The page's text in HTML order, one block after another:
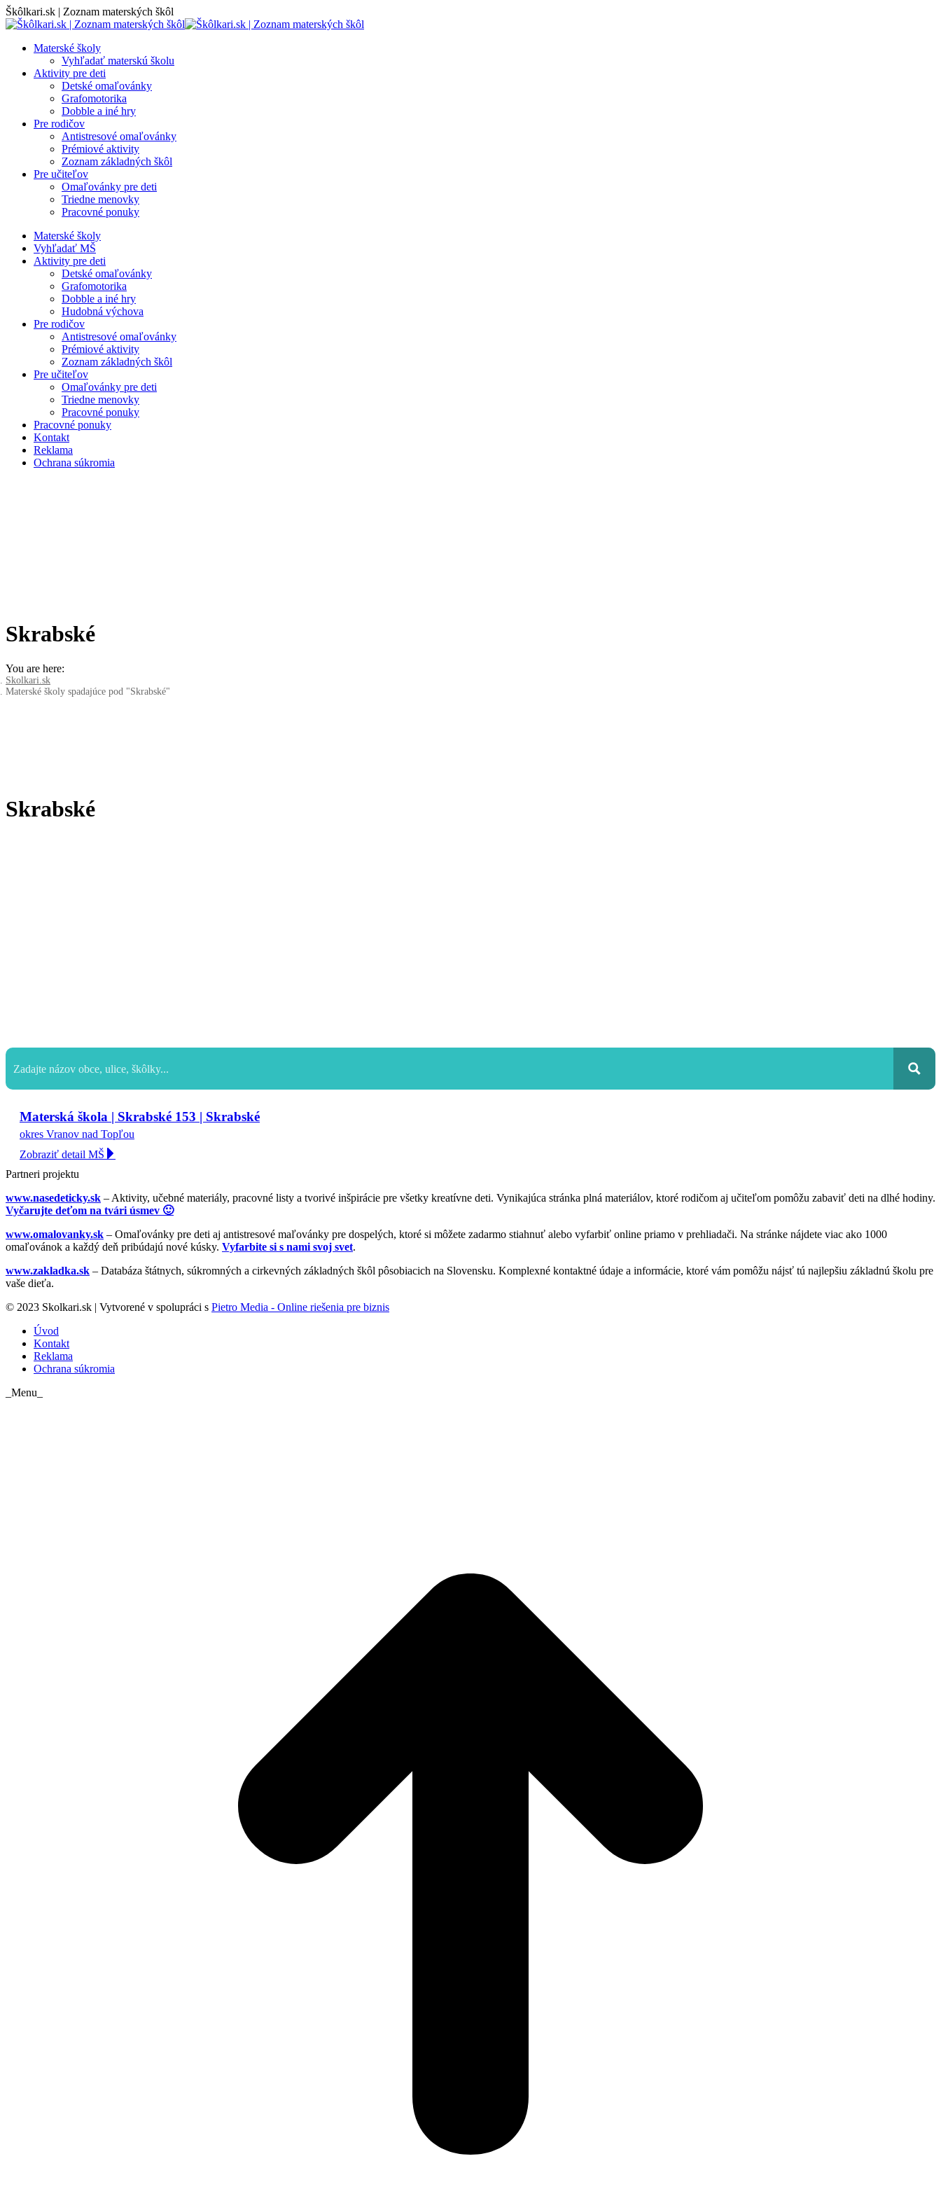
Skip
to
Škôlkari.sk | Zoznam materských škôl
Materské školy
Vyhľadať materskú školu
Aktivity pre deti
Detské omaľovánky
Grafomotorika
Dobble a iné hry
Pre rodičov
Antistresové omaľovánky
Prémiové aktivity
Zoznam základných škôl
Pre učiteľov
Omaľovánky pre deti
Triedne menovky
Pracovné ponuky
Materské školy
Vyhľadať MŠ
Aktivity pre deti
Detské omaľovánky
Grafomotorika
Dobble a iné hry
Hudobná výchova
Pre rodičov
Antistresové omaľovánky
Prémiové aktivity
Zoznam základných škôl
Pre učiteľov
Omaľovánky pre deti
Triedne menovky
Pracovné ponuky
Pracovné ponuky
Kontakt
Reklama
Ochrana súkromia
Skrabské
You are here:
Skolkari.sk
Materské školy spadajúce pod "Skrabské"
Skrabské
Materská škola | Skrabské 153 | Skrabské
okres Vranov nad Topľou
Zobraziť detail MŠ
Partneri projektu
www.nasedeticky.sk – Aktivity, učebné materiály, pracovné listy a tvorivé inšpirácie pre všetky kreatívne deti. Vynikajúca stránka plná materiálov, ktoré rodičom aj učiteľom pomôžu zabaviť deti na dlhé hodiny.
Vyčarujte deťom na tvári úsmev 🙂
www.omalovanky.sk – Omaľovánky pre deti aj antistresové maľovánky pre dospelých, ktoré si môžete zadarmo stiahnuť alebo vyfarbiť online priamo v prehliadači. Na stránke nájdete viac ako 1000
omaľovánok a každý deň pribúdajú nové kúsky. Vyfarbite si s nami svoj svet.
www.zakladka.sk – Databáza štátnych, súkromných a cirkevných základných škôl pôsobiacich na Slovensku. Komplexné kontaktné údaje a informácie, ktoré vám pomôžu nájsť tú najlepšiu základnú školu pre
vaše dieťa.
© 2023 Skolkari.sk | Vytvorené v spolupráci s Pietro Media - Online riešenia pre biznis
Úvod
Kontakt
Reklama
Ochrana súkromia
_Menu_